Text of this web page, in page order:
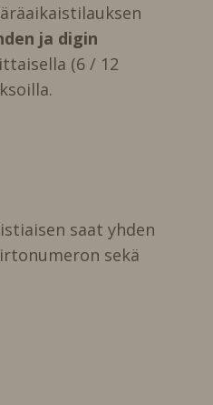
ja digin
(6 / 12
saat yhden
sekä